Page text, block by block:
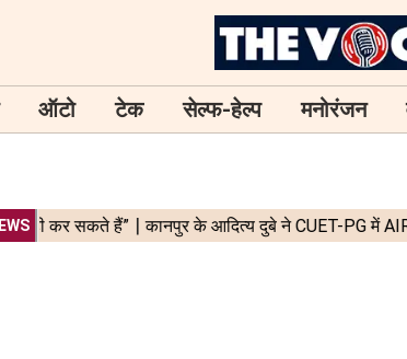
ऑटो टेक सेल्फ-हेल्प मनोरंजन